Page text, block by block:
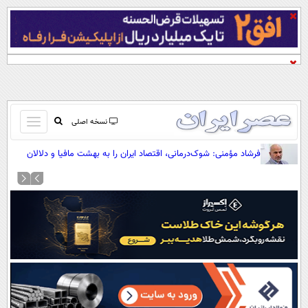
نسخه اصلی
باز
و
بسته
کردن
منو
صفحه اول
آرشیو
نظرسنجی
آب و هوا
اوقات شرعی
سواد زندگی
فرشاد مؤمنی: شوک‌درمانی، اقتصاد ایران را به بهشت مافیا و دلالان